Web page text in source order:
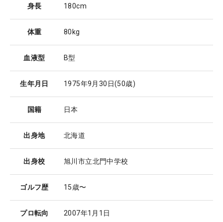
身長 180cm
体重 80kg
血液型 B型
生年月日 1975年9月30日(50歳)
国籍 日本
出身地 北海道
出身校 旭川市立北門中学校
ゴルフ歴 15歳〜
プロ転向 2007年1月1日